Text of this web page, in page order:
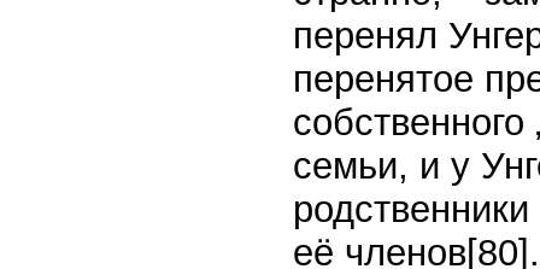
перенял
перенятое
семьи, и у
её членов[80]